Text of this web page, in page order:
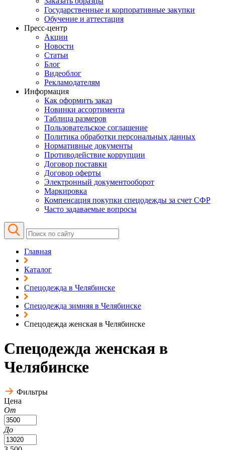
Государственные и корпоративные закупки
Обучение и аттестация
Пресс-центр
Акции
Новости
Статьи
Блог
Видеоблог
Рекламодателям
Информация
Как оформить заказ
Новинки ассортимента
Таблица размеров
Пользовательское соглашение
Политика обработки персональных данных
Нормативные документы
Противодействие коррупции
Договор поставки
Договор оферты
Электронный документооборот
Маркировка
Компенсация покупки спецодежды за счет СФР
Часто задаваемые вопросы
Главная
Каталог
Спецодежда в Челябинске
Спецодежда зимняя в Челябинске
Спецодежда женская в Челябинске
Спецодежда женская в
Челябинске
Фильтры
Цена
От
До